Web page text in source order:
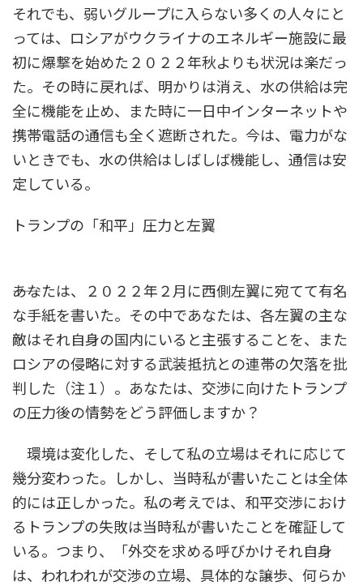
それでも、弱いグループに入らない多くの人々にと
っては、ロシアがウクライナのエネルギー施設に最
初に爆撃を始めた２０２２年秋よりも状況は楽だっ
た。その時に戻れば、明かりは消え、水の供給は完
全に機能を止め、また時に一日中インターネットや
携帯電話の通信も全く遮断された。今は、電力がな
いときでも、水の供給はしばしば機能し、通信は安
定している。
トランプの「和平」圧力と左翼
――あなたは、２０２２年２月に西側左翼に宛てて有名
な手紙を書いた。その中であなたは、各左翼の主な
敵はそれ自身の国内にいると主張することを、また
ロシアの侵略に対する武装抵抗との連帯の欠落を批
判した（注１）。あなたは、交渉に向けたトランプ
の圧力後の情勢をどう評価しますか？
環境は変化した、そして私の立場はそれに応じて
幾分変わった。しかし、当時私が書いたことは全体
的には正しかった。私の考えでは、和平交渉におけ
るトランプの失敗は当時私が書いたことを確証して
いる。つまり、「外交を求める呼びかけそれ自身
は、われわれが交渉の立場、具体的な譲歩、何らか